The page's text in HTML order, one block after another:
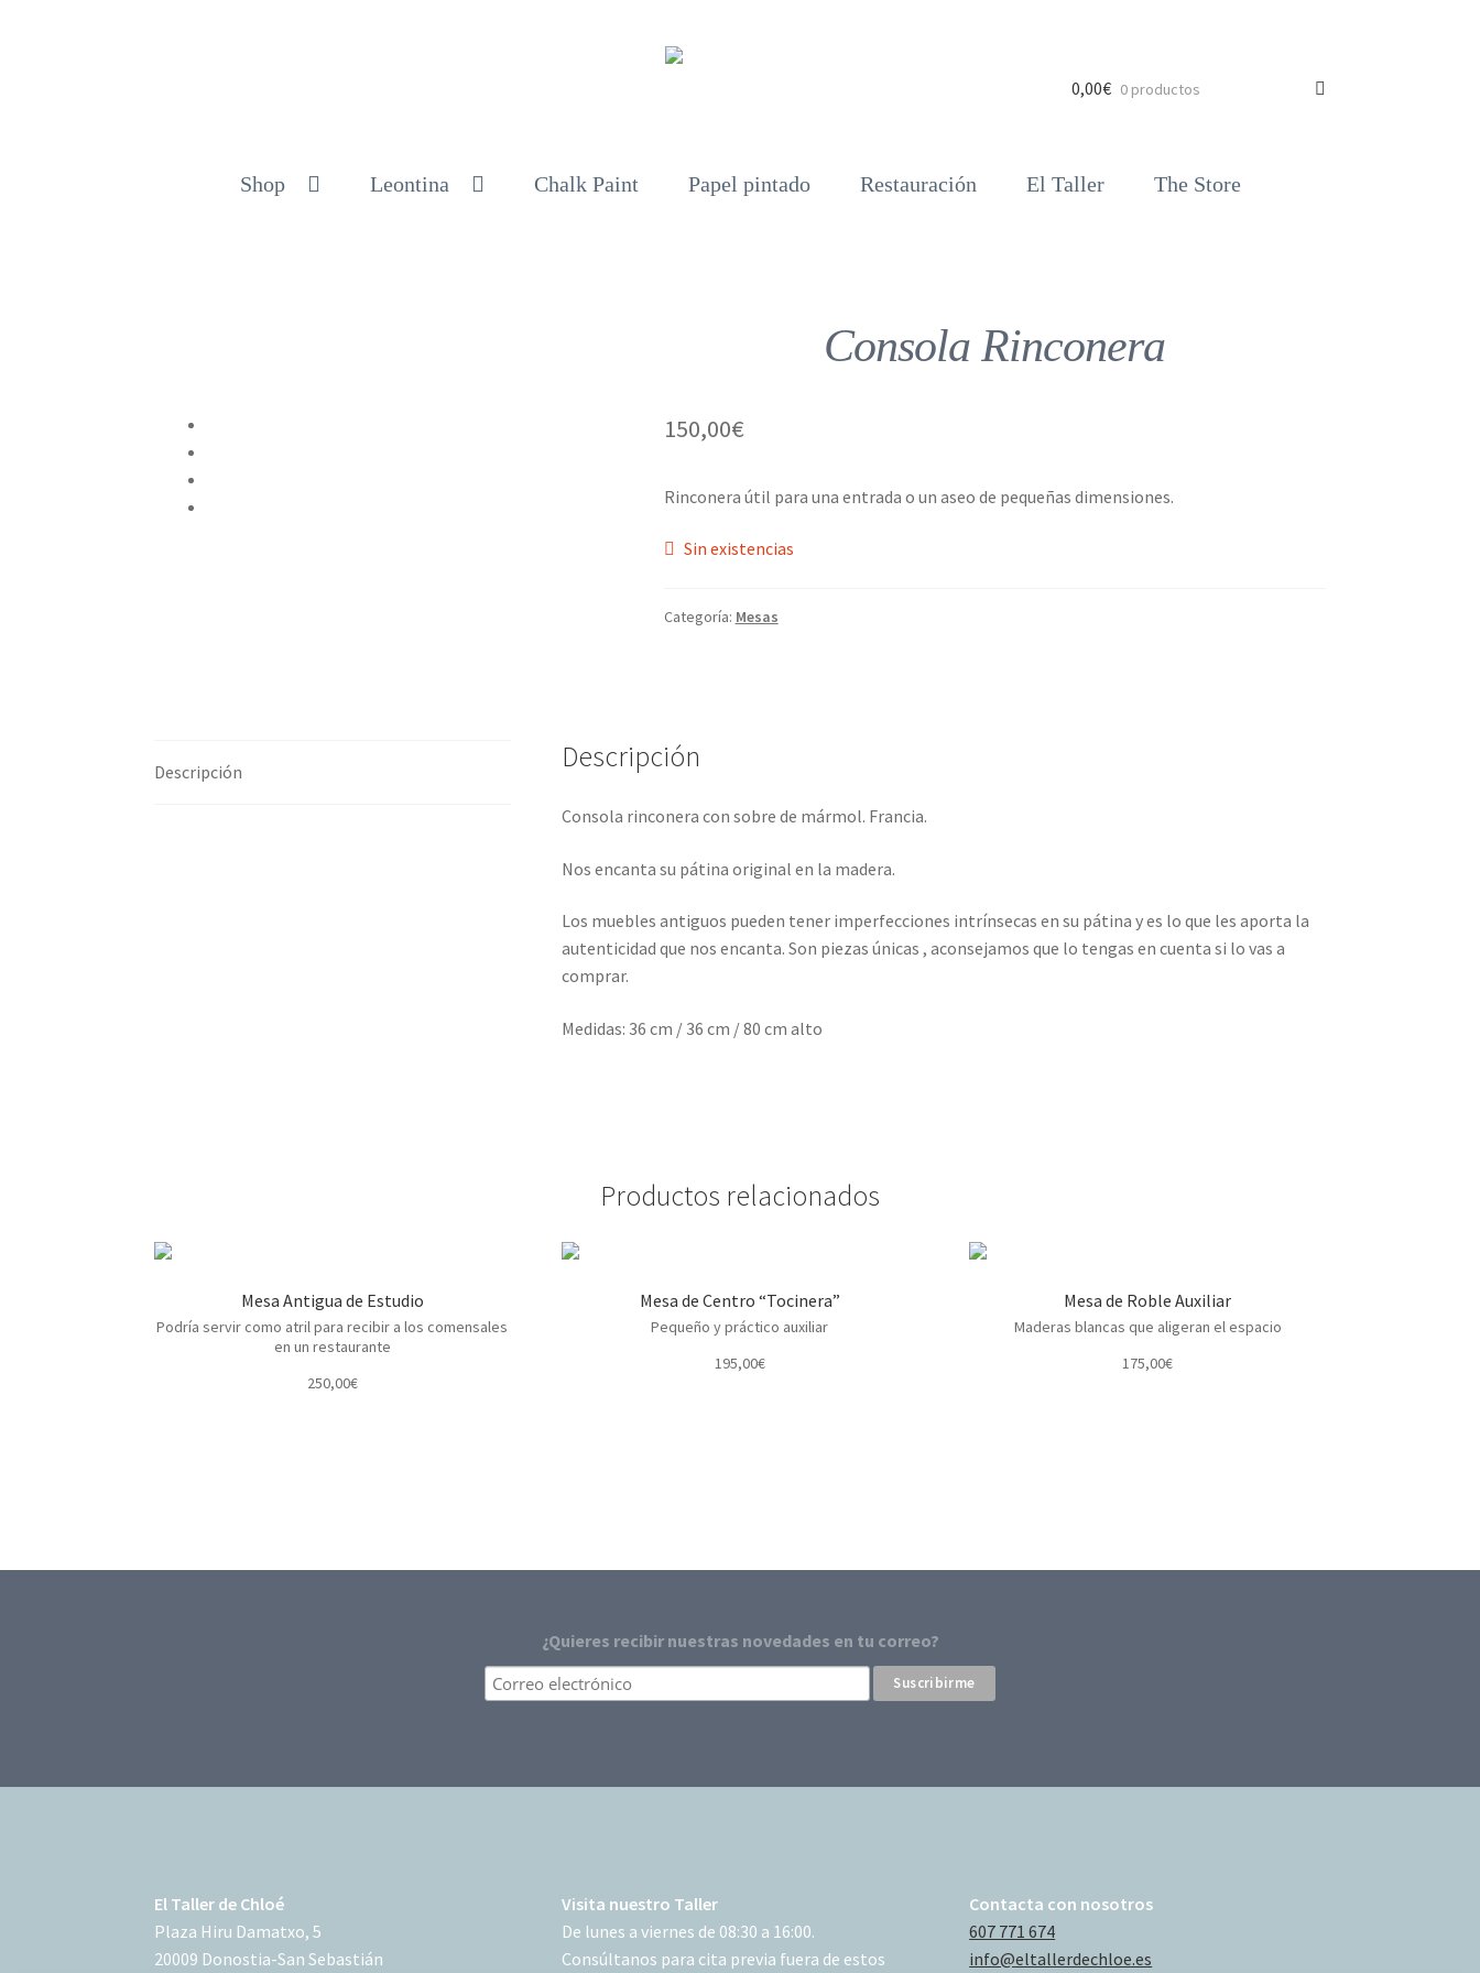
0,00€ 0 productos
Shop Leontina Chalk Paint Papel pintado Restauración El Taller The Store
Consola Rinconera
150,00€
Rinconera útil para una entrada o un aseo de pequeñas dimensiones.
Sin existencias
Categoría: Mesas
Descripción Descripción
Consola rinconera con sobre de mármol. Francia.
Nos encanta su pátina original en la madera.
Los muebles antiguos pueden tener imperfecciones intrínsecas en su pátina y es lo que les aporta la
autenticidad que nos encanta. Son piezas únicas , aconsejamos que lo tengas en cuenta si lo vas a
comprar.
Medidas: 36 cm / 36 cm / 80 cm alto
Productos relacionados
Mesa Antigua de Estudio
Podría servir como atril para recibir a los comensales
en un restaurante
250,00€
Mesa de Centro “Tocinera”
Pequeño y práctico auxiliar
195,00€
Mesa de Roble Auxiliar
Maderas blancas que aligeran el espacio
175,00€
¿Quieres recibir nuestras novedades en tu correo?
El Taller de Chloé
Plaza Hiru Damatxo, 5
20009 Donostia-San Sebastián
Visita nuestro Taller
De lunes a viernes de 08:30 a 16:00.
Consúltanos para cita previa fuera de estos
Contacta con nosotros
607 771 674
info@eltallerdechloe.es